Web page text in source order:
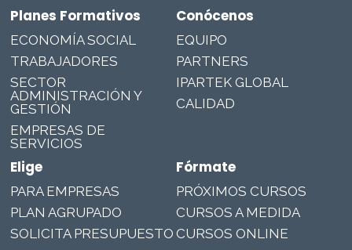
Elige
PARA EMPRESAS
PLAN AGRUPADO
SOLICITA PRESUPUESTO
Fórmate
PRÓXIMOS CURSOS
CURSOS A MEDIDA
CURSOS ONLINE
Planes Formativos
ECONOMÍA SOCIAL
TRABAJADORES
SECTOR
ADMINISTRACIÓN Y
GESTIÓN
EMPRESAS DE
SERVICIOS
Conócenos
EQUIPO
PARTNERS
IPARTEK GLOBAL
CALIDAD